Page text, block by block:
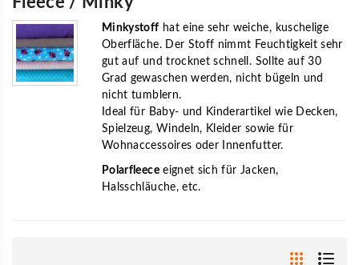
Minkystoff hat eine sehr weiche, kuschelige
Oberfläche. Der Stoff nimmt Feuchtigkeit sehr
gut auf und trocknet schnell. Sollte auf 30
Grad gewaschen werden, nicht bügeln und
nicht tumblern.
Ideal für Baby- und Kinderartikel wie Decken,
Spielzeug, Windeln, Kleider sowie für
Wohnaccessoires oder Innenfutter.
Polarfleeceeignet sich für Jacken,
Halsschläuche, etc.